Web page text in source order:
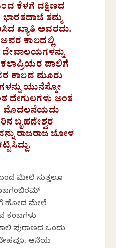
ಕೆಳಗೆ ದಕ್ಷಿಣದ
ತಮ್ಮ
ಖ್ಯಾತಿ ಅವರದು.
ಕಾಲದಲ್ಲಿ
ಕಲಾಪ್ರಿಯರ ಪಾಲಿಗೆ
ಕಾಲದ ಮೂರು
ಯುನೆಸ್ಕೋ
ದೇಗುಲಗಳು ಅಂತ
ಮೊದಲನೆಯದು
ಬೃಹದೇಶ್ವರ
ರಾಜರಾಜ ಚೋಳ
ಮೇಲೆ ಸುತ್ತಲೂ
ಹೋದ ಮೇಲೆ
ಕಂಬಗಳು
ಪುರಾಣದ ಒಂದು
ದೇಹವೂ, ಆನೆಯ